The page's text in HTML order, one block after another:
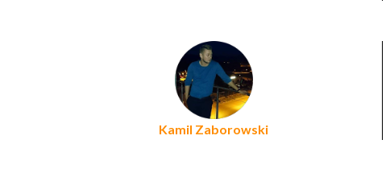
Kamil Zaborowski